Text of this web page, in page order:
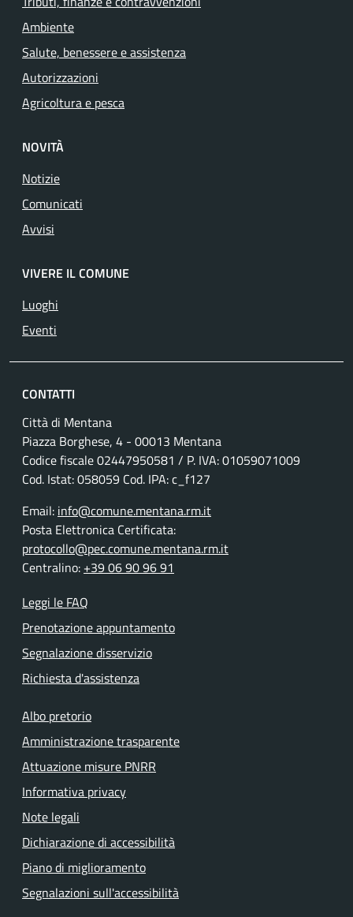
Ambiente
Salute, benessere e assistenza
Autorizzazioni
Agricoltura e pesca
NOVITÀ
Notizie
Comunicati
Avvisi
VIVERE IL COMUNE
Luoghi
Eventi
CONTATTI
Città di Mentana
Piazza Borghese, 4 - 00013 Mentana
Codice fiscale02447950581 / P. IVA:01059071009
Cod. Istat: 058059 Cod. IPA: c_f127
Email: info@comune.mentana.rm.it
Posta Elettronica Certificata:
protocollo@pec.comune.mentana.rm.it
Centralino: +39 06 90 96 91
Leggi le FAQ
Prenotazione appuntamento
Segnalazione disservizio
Richiesta d'assistenza
Albo pretorio
Amministrazione trasparente
Attuazione misure PNRR
Informativa privacy
Note legali
Dichiarazione di accessibilità
Piano di miglioramento
Segnalazioni sull'accessibilità